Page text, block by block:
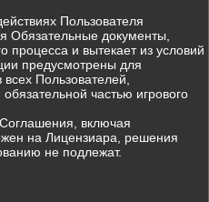
Пользователя
Обязательные документы,
процесса и вытекает из условий
предусмотрены для
Пользователей,
частью игрового
включая
на Лицензиара, решения
не подлежат.